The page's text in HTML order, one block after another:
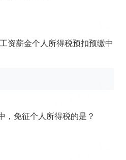
资薪金个人所得税预扣预缴中
，免征个人所得税的是？